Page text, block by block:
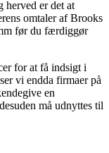
herved er det at
omtaler af Brooks
før du færdiggør
for at få indsigt i
vi endda firmaer på
en
må udnyttes til